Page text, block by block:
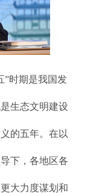
时期是我国发
生态文明建设
的五年。在以
下，各地区各
大力度谋划和